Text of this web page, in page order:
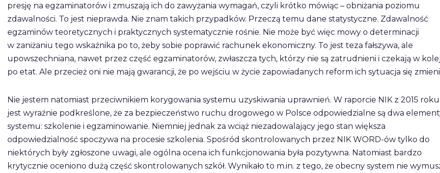
presję na egzaminatorów i zmuszają ich do zawyżania wymagań, czyli krótko mówiąc – obniżania poziomu
zdawalności. To jest nieprawda. Nie znam takich przypadków. Przeczą temu dane statystyczne. Zdawalność
egzaminów teoretycznych i praktycznych systematycznie rośnie. Nie może być więc mowy o determinacji
w zaniżaniu tego wskaźnika po to, żeby sobie poprawić rachunek ekonomiczny. To jest teza fałszywa, ale
upowszechniana, nawet przez część egzaminatorów, zwłaszcza tych, którzy nie są zatrudnieni i czekają w
po etat. Ale przecież oni nie mają gwarancji, że po wejściu w życie zapowiadanych reform ich sytuacja się
Nie jestem natomiast przeciwnikiem korygowania systemu uzyskiwania uprawnień. W raporcie NIK z 2015 roku
jest wyraźnie podkreślone, że za bezpieczeństwo ruchu drogowego w Polsce odpowiedzialne są dwa
systemu: szkolenie i egzaminowanie. Niemniej jednak za wciąż niezadowalający jego stan większa
odpowiedzialność spoczywa na procesie szkolenia. Spośród skontrolowanych przez NIK WORD-ów tylko do
niektórych były zgłoszone uwagi, ale ogólna ocena ich funkcjonowania była pozytywna. Natomiast bardzo
krytycznie oceniono dużą część skontrolowanych szkół. Wynikało to m.in. z tego, że obecny system nie